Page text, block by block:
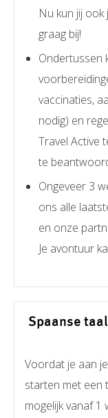
Nu kun jij ook
graag bij!
Ondertussen
vaccinaties,
nodig) en
Travel Active
te
Ongeveer 3
ons alle
en onze
Je avontuur
Spaanse
Voordat je aan
starten met een
mogelijk vanaf 1